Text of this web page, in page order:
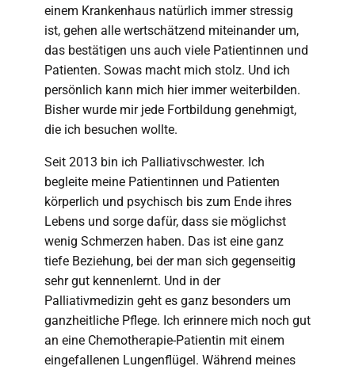
einem Krankenhaus natürlich immer stressig
ist, gehen alle wertschätzend miteinander um,
das bestätigen uns auch viele Patientinnen und
Patienten. Sowas macht mich stolz. Und ich
persönlich kann mich hier immer weiterbilden.
Bisher wurde mir jede Fortbildung genehmigt,
die ich besuchen wollte.
Seit 2013 bin ich Palliativschwester. Ich
begleite meine Patientinnen und Patienten
körperlich und psychisch bis zum Ende ihres
Lebens und sorge dafür, dass sie möglichst
wenig Schmerzen haben. Das ist eine ganz
tiefe Beziehung, bei der man sich gegenseitig
sehr gut kennenlernt. Und in der
Palliativmedizin geht es ganz besonders um
ganzheitliche Pflege. Ich erinnere mich noch gut
an eine Chemotherapie-Patientin mit einem
eingefallenen Lungenflügel. Während meines